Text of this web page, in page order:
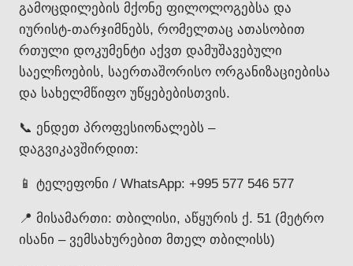
გამოცდილების მქონე ფილოლოგებსა და
იურისტ-თარჯიმნებს, რომელთაც ათასობით
რთული დოკუმენტი აქვთ დამუშავებული
საელჩოების, საერთაშორისო ორგანიზაციებისა
და სახელმწიფო უწყებებისთვის.
📞 ენდეთ პროფესიონალებს –
დაგვიკავშირდით:
📱 ტელეფონი / WhatsApp: +995 577 546 577
📍 მისამართი: თბილისი, აწყურის ქ. 51 (მეტრო
ისანი – ვემსახურებით მთელ თბილისს)